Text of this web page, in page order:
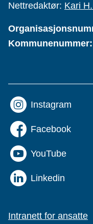
Nettredaktør: Kari
Kommunenummer:
Instagram
Facebook
YouTube
Linkedin
Intranett for ansatte